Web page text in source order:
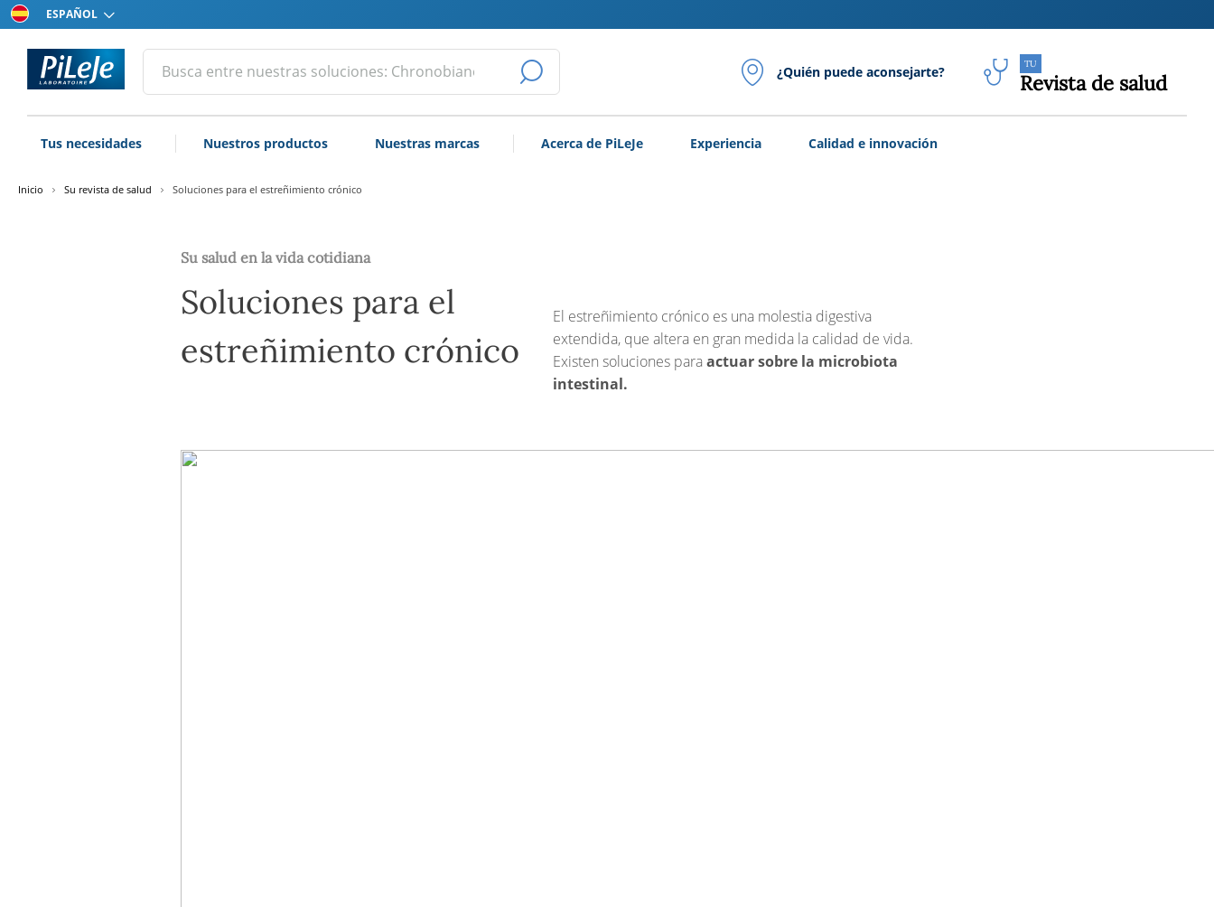
Elija
su
idioma
Todos
los
laboratorio
una
búsqueda
LANZAR
LA
BÚSQUEDA
¿Quién puede aconsejarte? TU
Revista de salud
Tus necesidades Nuestros productos Nuestras marcas Acerca de PiLeJe Experiencia Calidad e innovación
Inicio Su revista de salud Soluciones para el estreñimiento crónico
Su salud en la vida cotidiana
Soluciones para el
estreñimiento crónico
El estreñimiento crónico es una molestia digestiva
extendida, que altera en gran medida la calidad de vida.
Existen soluciones paraactuar sobre la microbiota
intestinal.